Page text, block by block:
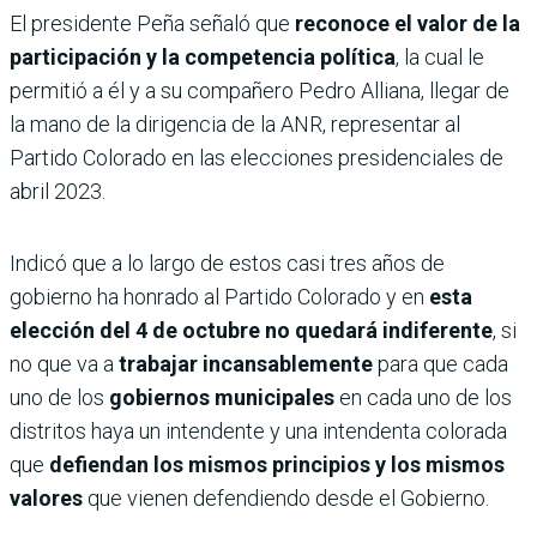
El presidente Peña señaló que reconoce el valor de la
participación y la competencia política, la cual le
permitió a él y a su compañero Pedro Alliana, llegar de
la mano de la dirigencia de la ANR, representar al
Partido Colorado en las elecciones presidenciales de
abril 2023.
Indicó que a lo largo de estos casi tres años de
gobierno ha honrado al Partido Colorado y en esta
elección del 4 de octubre no quedará indiferente, si
no que va a trabajar incansablementepara que cada
uno de los gobiernos municipales en cada uno de los
distritos haya un intendente y una intendenta colorada
que defiendan los mismos principios y los mismos
valores que vienen defendiendo desde el Gobierno.